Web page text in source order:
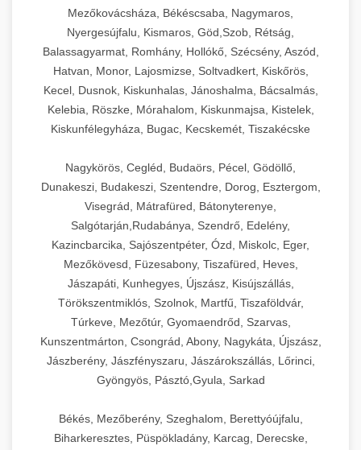
Mezőkovácsháza, Békéscsaba, Nagymaros,
Nyergesújfalu, Kismaros, Göd,Szob, Rétság,
Balassagyarmat, Romhány, Hollókő, Szécsény, Aszód,
Hatvan, Monor, Lajosmizse, Soltvadkert, Kiskőrös,
Kecel, Dusnok, Kiskunhalas, Jánoshalma, Bácsalmás,
Kelebia, Röszke, Mórahalom, Kiskunmajsa, Kistelek,
Kiskunfélegyháza, Bugac, Kecskemét, Tiszakécske
Nagykörös, Cegléd, Budaörs, Pécel, Gödöllő,
Dunakeszi, Budakeszi, Szentendre, Dorog, Esztergom,
Visegrád, Mátrafüred, Bátonyterenye,
Salgótarján,Rudabánya, Szendrő, Edelény,
Kazincbarcika, Sajószentpéter, Ózd, Miskolc, Eger,
Mezőkövesd, Füzesabony, Tiszafüred, Heves,
Jászapáti, Kunhegyes, Újszász, Kisújszállás,
Törökszentmiklós, Szolnok, Martfű, Tiszaföldvár,
Túrkeve, Mezőtúr, Gyomaendrőd, Szarvas,
Kunszentmárton, Csongrád, Abony, Nagykáta, Újszász,
Jászberény, Jászfényszaru, Jászárokszállás, Lőrinci,
Gyöngyös, Pásztó,Gyula, Sarkad
Békés, Mezőberény, Szeghalom, Berettyóújfalu,
Biharkeresztes, Püspökladány, Karcag, Derecske,